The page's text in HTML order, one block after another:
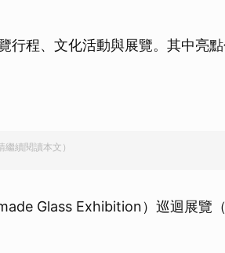
程、文化活動與展覽。其中亮點
繼續閱讀本文）
Glass Exhibition）巡迴展覽